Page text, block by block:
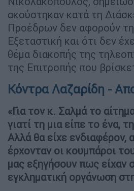
ακούστηκαν κατά τη
Προέδρων δεν αφορούν
Εξεταστική και ότι δεν
θέμα διακοπής της
της Επιτροπής που
Κόντρα Λαζαρίδη -
«Για τον κ. Σαλμά το
γιατί τη μια είπε το ένα,
Αλλά θα είχε ενδιαφέρον,
έρχονταν οι κουμπάροι
μας εξηγήσουν πως είχαν
εγκληματική οργάνωση